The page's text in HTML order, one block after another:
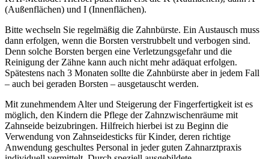
(Außenflächen) und I (Innenflächen).
Bitte wechseln Sie regelmäßig die Zahnbürste. Ein Austausch muss
dann erfolgen, wenn die Borsten verstrubbelt und verbogen sind.
Denn solche Borsten bergen eine Verletzungsgefahr und die
Reinigung der Zähne kann auch nicht mehr adäquat erfolgen.
Spätestens nach 3 Monaten sollte die Zahnbürste aber in jedem Fall
– auch bei geraden Borsten – ausgetauscht werden.
Mit zunehmendem Alter und Steigerung der Fingerfertigkeit ist es
möglich, den Kindern die Pflege der Zahnzwischenräume mit
Zahnseide beizubringen. Hilfreich hierbei ist zu Beginn die
Verwendung von Zahnseidesticks für Kinder, deren richtige
Anwendung geschultes Personal in jeder guten Zahnarztpraxis